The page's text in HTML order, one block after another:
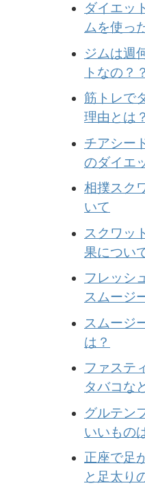
ダイエッ
ムを使っ
ジムは週
トなの？？
筋トレで
理由とは？
チアシー
のダイエ
相撲スク
いて
スクワッ
果につい
フレッシ
スムージ
スムージ
は？
ファステ
タバコな
グルテン
いいもの
正座で足
と足太り